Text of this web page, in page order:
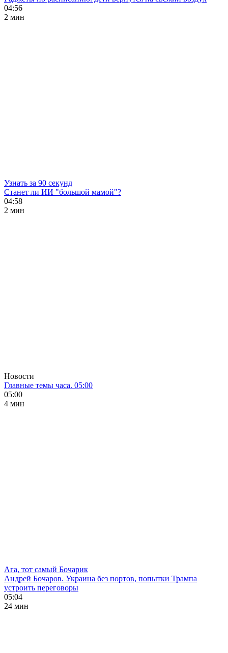
04:56
2 мин
Узнать за 90 секунд
Станет ли ИИ "большой мамой"?
04:58
2 мин
Новости
Главные темы часа. 05:00
05:00
4 мин
Ага, тот самый Бочарик
Андрей Бочаров. Украина без портов, попытки Трампа
устроить переговоры
05:04
24 мин